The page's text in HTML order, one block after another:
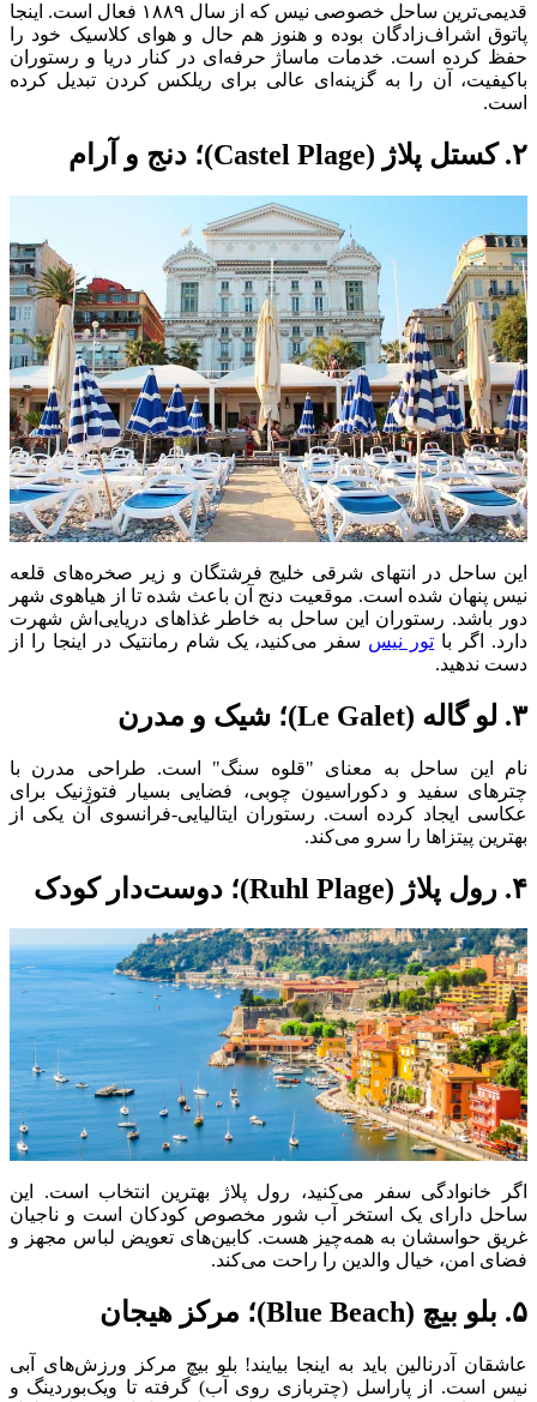
قدیمی‌ترین ساحل خصوصی نیس که از سال ۱۸۸۹ فعال است. اینجا
پاتوق اشراف‌زادگان بوده و هنوز هم حال و هوای کلاسیک خود را
حفظ کرده است. خدمات ماساژ حرفه‌ای در کنار دریا و رستوران
باکیفیت، آن را به گزینه‌ای عالی برای ریلکس کردن تبدیل کرده
است.
۲. کستل پلاژ (Castel Plage)؛ دنج و آرام
این ساحل در انتهای شرقی خلیج فرشتگان و زیر صخره‌های قلعه
نیس پنهان شده است. موقعیت دنج آن باعث شده تا از هیاهوی شهر
دور باشد. رستوران این ساحل به خاطر غذاهای دریایی‌اش شهرت
دارد. اگر با تور نیس سفر می‌کنید، یک شام رمانتیک در اینجا را از
دست ندهید.
۳. لو گاله (Le Galet)؛ شیک و مدرن
نام این ساحل به معنای "قلوه سنگ" است. طراحی مدرن با
چترهای سفید و دکوراسیون چوبی، فضایی بسیار فتوژنیک برای
عکاسی ایجاد کرده است. رستوران ایتالیایی-فرانسوی آن یکی از
بهترین پیتزاها را سرو می‌کند.
۴. رول پلاژ (Ruhl Plage)؛ دوست‌دار کودک
اگر خانوادگی سفر می‌کنید، رول پلاژ بهترین انتخاب است. این
ساحل دارای یک استخر آب شور مخصوص کودکان است و ناجیان
غریق حواسشان به همه‌چیز هست. کابین‌های تعویض لباس مجهز و
فضای امن، خیال والدین را راحت می‌کند.
۵. بلو بیچ (Blue Beach)؛ مرکز هیجان
عاشقان آدرنالین باید به اینجا بیایند! بلو بیچ مرکز ورزش‌های آبی
نیس است. از پاراسل (چتربازی روی آب) گرفته تا ویک‌بوردینگ و